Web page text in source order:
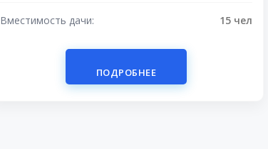
Вместимость дачи: 15 чел
ПОДРОБНЕЕ